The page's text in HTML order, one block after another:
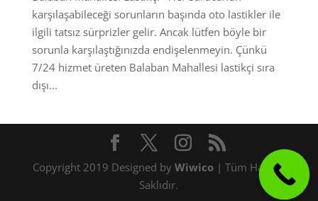
karşılaşabileceği sorunların başında oto lastikler ile
ilgili tatsız sürprizler gelir. Ancak lütfen böyle bir
sorunla karşılaştığınızda endişelenmeyin. Çünkü
7/24 hizmet üreten Balaban Mahallesi lastikçi sıra
dışı...
Copyright 2019 Designed byWiwico | Tüm Hakları
Saklıdır.